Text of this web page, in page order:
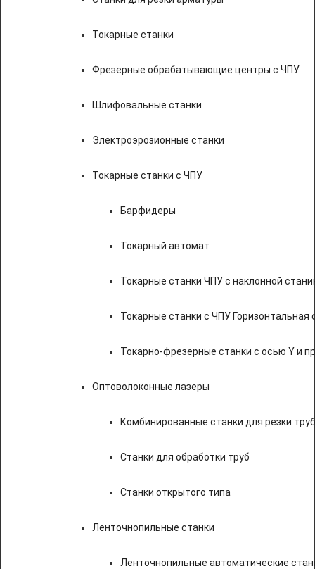
Токарные станки
Фрезерные обрабатывающие центры с ЧПУ
Шлифовальные станки
Электроэрозионные станки
Токарные станки с ЧПУ
Барфидеры
Токарный автомат
Токарные станки ЧПУ c наклонной
Токарные станки с ЧПУ Горизонтальная
Токарно-фрезерные станки с осью Y и
Оптоволоконные лазеры
Комбинированные станки для резки
Станки для обработки труб
Станки открытого типа
Ленточнопильные станки
Ленточнопильные автоматические